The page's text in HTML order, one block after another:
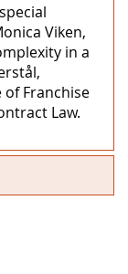
Viken,
in a
Franchise
Law.